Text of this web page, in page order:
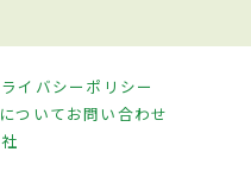
イバシーポリシー
ついてお問い合わせ